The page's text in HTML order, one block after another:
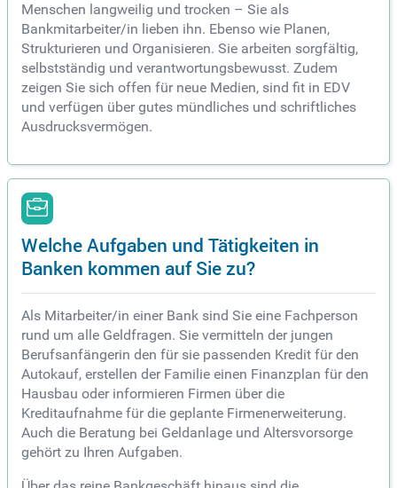
Menschen langweilig und trocken – Sie als
Bankmitarbeiter/in lieben ihn. Ebenso wie Planen,
Strukturieren und Organisieren. Sie arbeiten sorgfältig,
selbstständig und verantwortungsbewusst. Zudem
zeigen Sie sich offen für neue Medien, sind fit in EDV
und verfügen über gutes mündliches und schriftliches
Ausdrucksvermögen.
Welche Aufgaben und Tätigkeiten in
Banken kommen auf Sie zu?
Als Mitarbeiter/in einer Bank sind Sie eine Fachperson
rund um alle Geldfragen. Sie vermitteln der jungen
Berufsanfängerin den für sie passenden Kredit für den
Autokauf, erstellen der Familie einen Finanzplan für den
Hausbau oder informieren Firmen über die
Kreditaufnahme für die geplante Firmenerweiterung.
Auch die Beratung bei Geldanlage und Altersvorsorge
gehört zu Ihren Aufgaben.